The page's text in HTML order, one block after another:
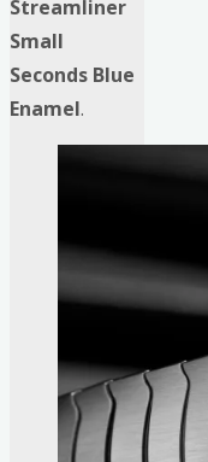
Streamliner
Small
Seconds Blue
Enamel.